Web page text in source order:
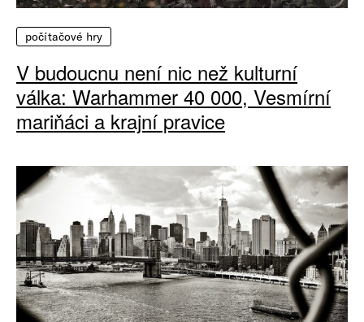
počítačové hry
V budoucnu není nic než kulturní
válka: Warhammer 40 000, Vesmírní
mariňáci a krajní pravice